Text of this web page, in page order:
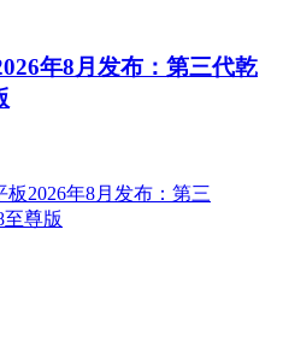
年8月发布：第三代乾